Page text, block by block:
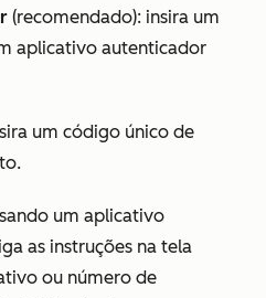
(recomendado): insira um
aplicativo autenticador
um código único de
um aplicativo
as instruções na tela
ou número de